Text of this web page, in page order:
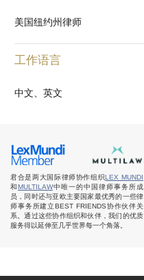
美国纽约州律师
工作语言
中文、英文
君合是两大国际律师协作组织LEX MUNDI
和MULTILAW中唯一的中国律师事务所成
员，同时还与亚欧主要国家最优秀的一些律
师事务所建立BEST FRIENDS协作伙伴关
系。通过这些协作组织和伙伴，我们的优质
服务得以延伸至几乎世界每一个角落。